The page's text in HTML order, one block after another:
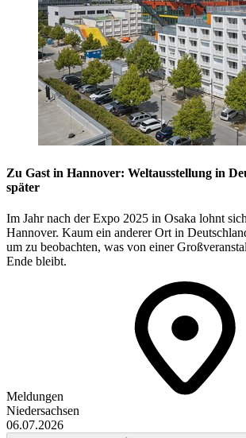
Zu Gast in Hannover: Weltausstellung in
später
Im Jahr nach der Expo 2025 in Osaka lohnt
Hannover. Kaum ein anderer Ort in
um zu beobachten, was von einer
Ende bleibt.
Meldungen
Niedersachsen
06.07.2026